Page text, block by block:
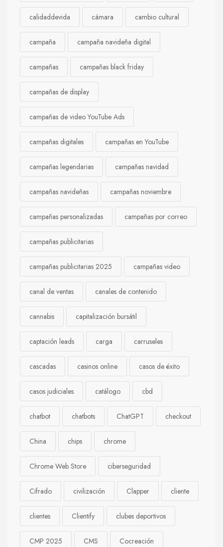
calidaddevida cámara cambio cultural
campaña campaña navideña digital
campañas campañas black friday
campañas de display
campañas de video YouTube Ads
campañas digitales campañas en YouTube
campañas legendarias campañas navidad
campañas navideñas campañas noviembre
campañas personalizadas campañas por correo
campañas publicitarias
campañas publicitarias 2025 campañas video
canal de ventas canales de contenido
cannabis capitalización bursátil
captación leads carga carruseles
cascadas casinos online casos de éxito
casos judiciales catálogo cbd
chatbot chatbots ChatGPT checkout
China chips chrome
Chrome Web Store ciberseguridad
Cifrado civilización Clapper cliente
clientes Clientify clubes deportivos
CMP 2025 CMS Cocreación